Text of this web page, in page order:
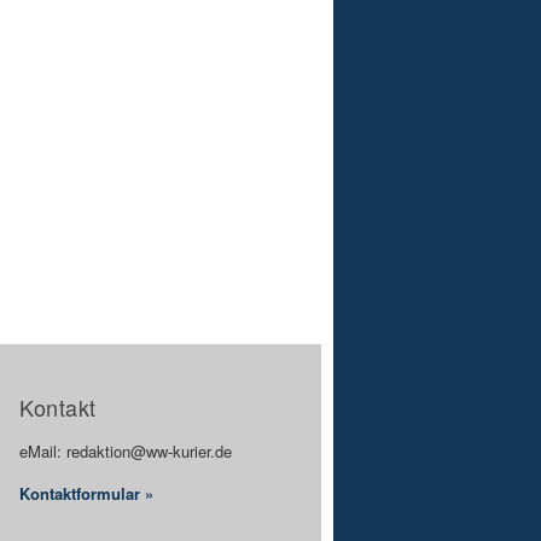
Kontakt
eMail: redaktion@ww-kurier.de
Kontaktformular »